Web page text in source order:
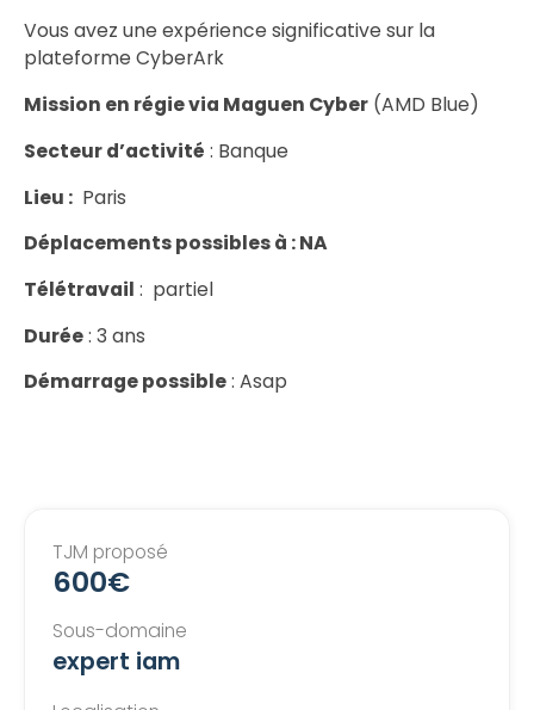
Vous avez une expérience significative sur la
plateforme CyberArk
Mission en régie via Maguen Cyber(AMD Blue)
Secteur d’activité : Banque
Lieu :Paris
Déplacements possibles à : NA
Télétravail : partiel
Durée: 3 ans
Démarrage possible: Asap
TJM proposé
600€
Sous-domaine
expert iam